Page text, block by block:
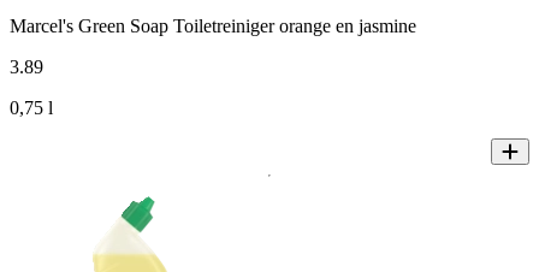
Marcel's Green Soap Toiletreiniger orange en jasmine
3.89
0,75 l